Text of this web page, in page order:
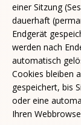
einer Sitzung
dauerhaft
Endgerät
werden nach
automatisch
Cookies bleiben
gespeichert, bis
oder eine
Ihren